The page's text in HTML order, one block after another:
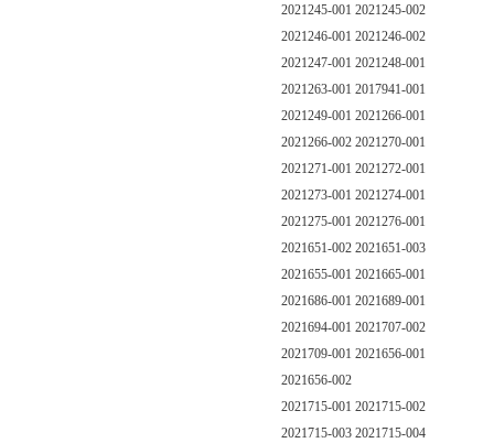
2021245-001 2021245-002
2021246-001 2021246-002
2021247-001 2021248-001
2021263-001 2017941-001
2021249-001 2021266-001
2021266-002 2021270-001
2021271-001 2021272-001
2021273-001 2021274-001
2021275-001 2021276-001
2021651-002 2021651-003
2021655-001 2021665-001
2021686-001 2021689-001
2021694-001 2021707-002
2021709-001 2021656-001
2021656-002
2021715-001 2021715-002
2021715-003 2021715-004